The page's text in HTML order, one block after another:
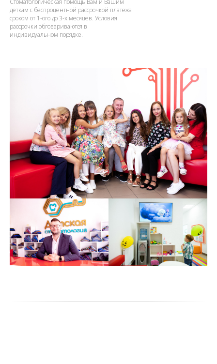
Стоматологическая помощь Вам и Вашим
деткам с беспроцентной рассрочкой платежа
сроком от 1-ого до 3-х месяцев. Условия
рассрочки обговариваются в
индивидуальном порядке.